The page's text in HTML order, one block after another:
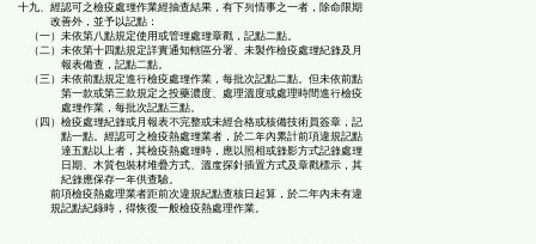
十九、經認可之檢疫處理作業經抽查結果，有下列情事之一者，除命限期
改善外，並予以記點：
（一）未依第八點規定使用或管理處理章戳，記點二點。
（二）未依第十四點規定詳實通知轄區分署、未製作檢疫處理紀錄及月
報表備查，記點二點。
（三）未依前點規定進行檢疫處理作業，每批次記點二點。但未依前點
第一款或第三款規定之投藥濃度、處理溫度或處理時間進行檢疫
處理作業，每批次記點三點。
（四）檢疫處理紀錄或月報表不完整或未經合格或核備技術員簽章，記
點一點。經認可之檢疫熱處理業者，於二年內累計前項違規記點
達五點以上者，其檢疫熱處理時，應以照相或錄影方式記錄處理
日期、木質包裝材堆疊方式、溫度探針插置方式及章戳標示，其
紀錄應保存一年供查驗。
前項檢疫熱處理業者距前次違規紀點查核日起算，於二年內未有違
規記點紀錄時，得恢復一般檢疫熱處理作業。